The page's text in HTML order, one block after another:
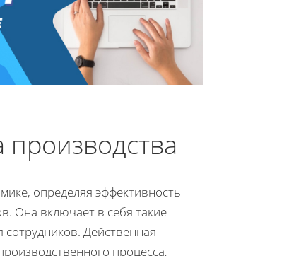
производства
определяя эффективность
Она включает в себя такие
Действенная
процесса,